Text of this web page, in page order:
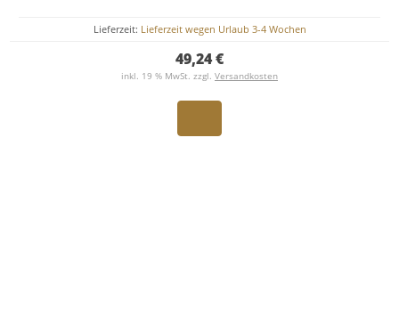
Lieferzeit: Lieferzeit wegen Urlaub 3-4 Wochen
49,24 €
inkl. 19 % MwSt. zzgl. Versandkosten